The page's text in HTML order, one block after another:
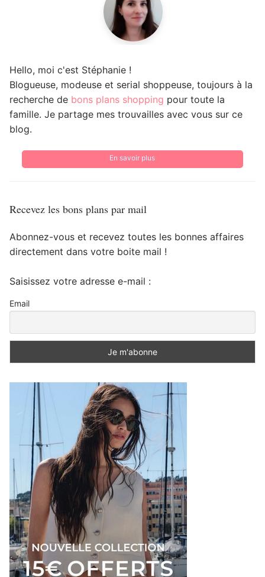
Hello, moi c'est Stéphanie !
Blogueuse, modeuse et serial shoppeuse, toujours à la
recherche de bons plans shopping pour toute la
famille. Je partage mes trouvailles avec vous sur ce
blog.
En savoir plus
Recevez les bons plans par mail
Abonnez-vous et recevez toutes les bonnes affaires
directement dans votre boite mail !
Saisissez votre adresse e-mail :
Email